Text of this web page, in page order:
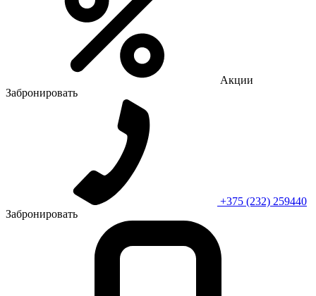
Акции
Забронировать
+375 (232) 259440
Забронировать